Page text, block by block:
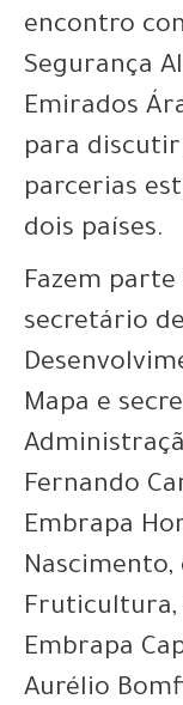
encontro
Segurança
Emirados
para
parcerias
dois países.
Fazem
secretário
Mapa e
Fernando
Embrapa
Nascimento,
Fruticultura,
Embrapa
Aurélio